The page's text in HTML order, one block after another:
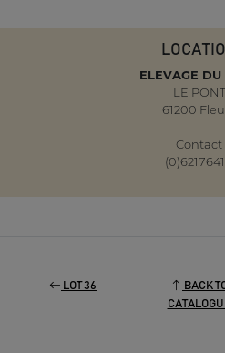
ELEVAGE DU
LE PONT
61200
Contact
LOT 36
BACK